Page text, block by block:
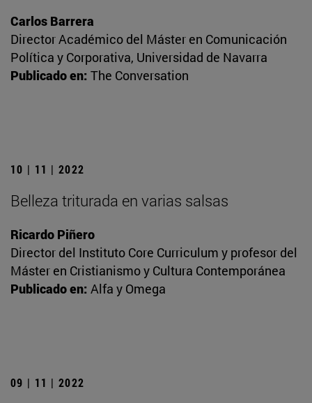
Carlos Barrera
Director Académico del Máster en Comunicación
Política y Corporativa, Universidad de Navarra
Publicado en: The Conversation
10 | 11 | 2022
Belleza triturada en varias salsas
Ricardo Piñero
Director del Instituto Core Curriculum y profesor del
Máster en Cristianismo y Cultura Contemporánea
Publicado en: Alfa y Omega
09 | 11 | 2022